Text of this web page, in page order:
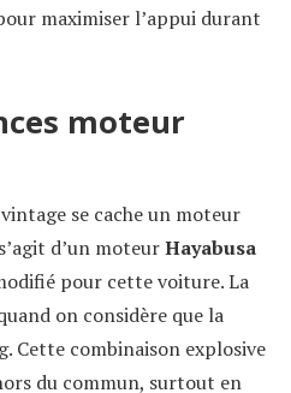
maximiser l’appui durant
moteur
se cache un moteur
d’un moteurHayabusa
pour cette voiture. La
on considère que la
Cette combinaison explosive
du commun, surtout en